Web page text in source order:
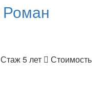
Роман
Стаж 5 лет
Стоимость